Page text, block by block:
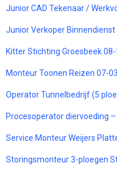
Junior CAD Tekenaar /
Junior Verkoper
Kitter Stichting Groesbeek
Monteur Toonen Reizen 07-
Operator Tunnelbedrijf (5
Procesoperator diervoeding
Service Monteur Weijers
Storingsmonteur 3-ploegen